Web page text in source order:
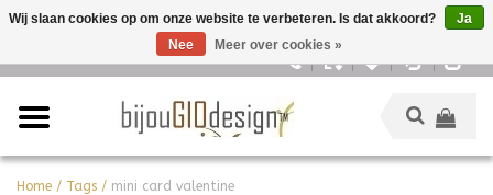
Home / Tags / mini card valentine
Wij slaan cookies op om onze website te verbeteren. Is dat akkoord?
Ja
Nee
Meer over cookies »